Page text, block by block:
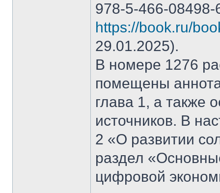
978-5-466-
https://book.ru/
29.01.2025).
В номере 1276
помещены
глава 1, а также
источников. В
2 «О развитии
раздел
цифровой